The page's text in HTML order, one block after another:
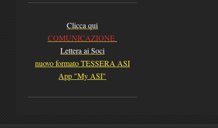
Clicca qui
COMUNICAZIONE
Lettera ai Soci
nuovo formato TESSERA ASI
App "My ASI"